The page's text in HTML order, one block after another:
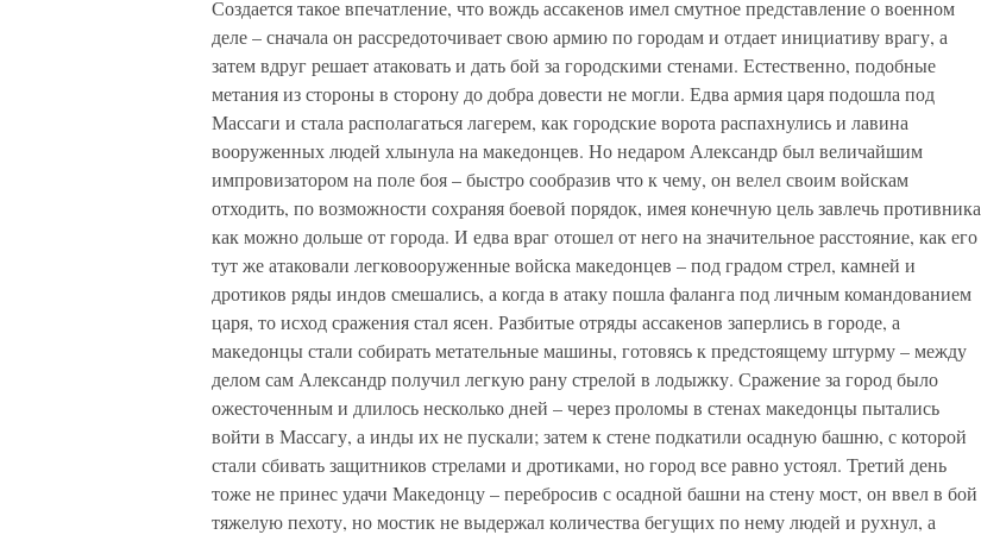
Создается такое впечатление, что вождь ассакенов имел смутное представление о военном
деле – сначала он рассредоточивает свою армию по городам и отдает инициативу врагу, а
затем вдруг решает атаковать и дать бой за городскими стенами. Естественно, подобные
метания из стороны в сторону до добра довести не могли. Едва армия царя подошла под
Массаги и стала располагаться лагерем, как городские ворота распахнулись и лавина
вооруженных людей хлынула на македонцев. Но недаром Александр был величайшим
импровизатором на поле боя – быстро сообразив что к чему, он велел своим войскам
отходить, по возможности сохраняя боевой порядок, имея конечную цель завлечь противника
как можно дольше от города. И едва враг отошел от него на значительное расстояние, как его
тут же атаковали легковооруженные войска македонцев – под градом стрел, камней и
дротиков ряды индов смешались, а когда в атаку пошла фаланга под личным командованием
царя, то исход сражения стал ясен. Разбитые отряды ассакенов заперлись в городе, а
македонцы стали собирать метательные машины, готовясь к предстоящему штурму – между
делом сам Александр получил легкую рану стрелой в лодыжку. Сражение за город было
ожесточенным и длилось несколько дней – через проломы в стенах македонцы пытались
войти в Массагу, а инды их не пускали; затем к стене подкатили осадную башню, с которой
стали сбивать защитников стрелами и дротиками, но город все равно устоял. Третий день
тоже не принес удачи Македонцу – перебросив с осадной башни на стену мост, он ввел в бой
тяжелую пехоту, но мостик не выдержал количества бегущих по нему людей и рухнул, а